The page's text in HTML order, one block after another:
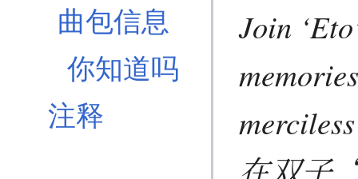
曲包信息
你知道吗
注释
Join
在双